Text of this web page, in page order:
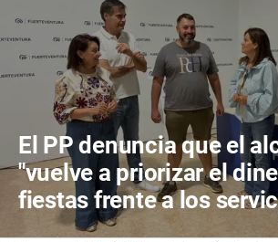
El PP denuncia que el
"vuelve a priorizar el
fiestas frente a los
públicos"